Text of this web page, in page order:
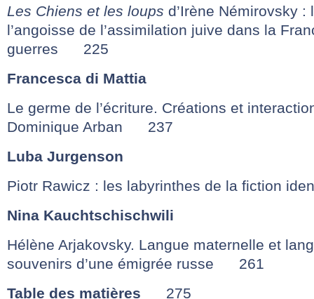
Les Chiens et les loups d’Irène Némirovsky :
l’angoisse de l’assimilation juive dans la
guerres 225
Francesca di Mattia
Le germe de l’écriture. Créations et
Dominique Arban 237
Luba Jurgenson
Piotr Rawicz : les labyrinthes de la fiction
Nina Kauchtschischwili
Hélène Arjakovsky. Langue maternelle et
souvenirs d’une émigrée russe 261
Table des matières 275